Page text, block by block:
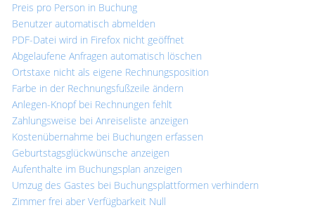
Preis pro Person in Buchung
Benutzer automatisch abmelden
PDF-Datei wird in Firefox nicht geöffnet
Abgelaufene Anfragen automatisch löschen
Ortstaxe nicht als eigene Rechnungsposition
Farbe in der Rechnungsfußzeile ändern
Anlegen-Knopf bei Rechnungen fehlt
Zahlungsweise bei Anreiseliste anzeigen
Kostenübernahme bei Buchungen erfassen
Geburtstagsglückwünsche anzeigen
Aufenthalte im Buchungsplan anzeigen
Umzug des Gastes bei Buchungsplattformen verhindern
Zimmer frei aber Verfügbarkeit Null